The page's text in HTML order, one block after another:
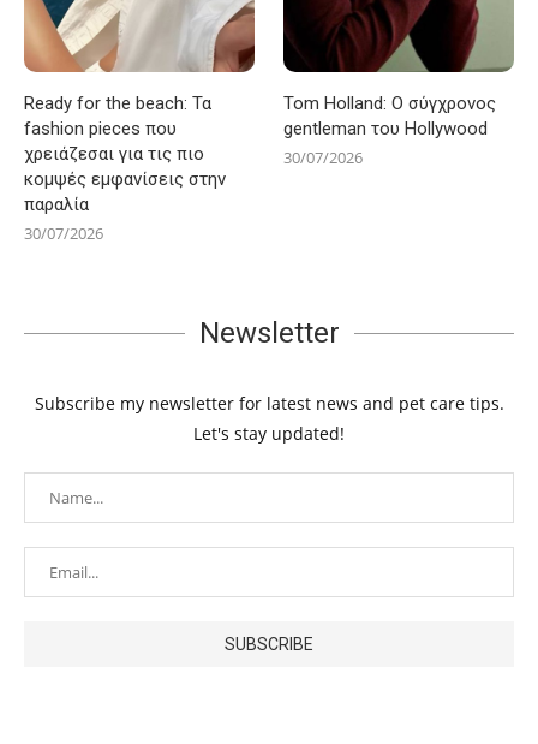
Ready for the beach: Τα
fashion pieces που
χρειάζεσαι για τις πιο
κομψές εμφανίσεις στην
παραλία
30/07/2026
Tom Holland: Ο σύγχρονος
gentleman του Hollywood
30/07/2026
Newsletter
Subscribe my newsletter for latest news and pet care tips.
Let's stay updated!